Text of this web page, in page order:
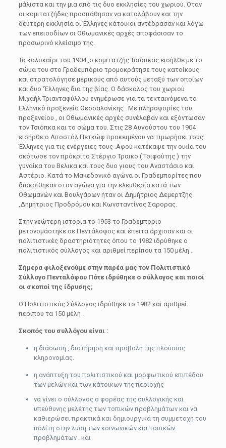
μάλιστα και την μια από τις δυο εκκλησίες του χωριού. Όταν
οι κομιτατζήδες προσπάθησαν να καταλάβουν και την
δεύτερη εκκλησία οι Έλληνες κάτοικοι αντέδρασαν και λόγω
των επεισοδίων οι Οθωμανικές αρχές αποφάσισαν το
προσωρινό κλείσιμο της.
Το καλοκαίρι του 1904 ,ο κομιτατζής Τσιόπκας εισήλθε με το
σώμα του στο Γραδεμπόριο τρομοκράτησε τους κατοίκους
και στρατολόγησε μερικούς από αυτούς μεταξύ των οποίων
και δυο ‘Έλληνες δια της βίας. Ο δάσκαλος του χωριού
Μιχαήλ Τριανταφύλλου ενημέρωσε για τα τεκταινόμενα το
Ελληνικό προξενείο Θεσσαλονίκης . Με πληροφορίες του
προξενείου , οι Οθωμανικές αρχές συνέλαβαν και εξόντωσαν
τον Τσιόπκα και το σώμα του. Στις 28 Αυγούστου του 1904
εισήρθε ο Αποστόλ Πετκώφ προκειμένου να τιμωρήσει τους
Έλληνες για τις ενέργειες τους .Αφού κατέκαψε την οικία του
σκότωσε τον πρόκριτο Στέργιο Τραικο ( Τσιφούτης ) την
γυναίκα του Βελικα και τους δυο γιους του Αναστάσιο και
Αστέριο. Κατά το Μακεδονικό αγώνα οι Γραδεμπορίτες που
διακρίθηκαν στον αγώνα για την ελευθερία κατά των
Οθωμανών και Βουλγάρων ήταν οι Δημήτριος Δεμερτζής
,Δημήτριος Προδρόμου και Κωνσταντίνος Σαρορας.
Στην νεώτερη ιστορία το 1953 το Γραδεμποριο
μετονομάστηκε σε Πεντάλοφος και έπειτα άρχισαν και οι
πολιτιστικές δραστηριότητες όπου το 1982 ιδρύθηκε ο
πολιτιστικός σύλλογος και αριθμεί περίπου τα 150 μέλη .
Σήμερα φιλοξενούμε στην παρέα μας τον Πολιτιστικό
Σύλλογο Πενταλόφου Πότε ιδρύθηκε ο σύλλογος και ποιοί
οι σκοποί της ίδρυσης;
Ο Πολιτιστικός Σύλλογος ιδρύθηκε το 1982 και αριθμεί
περίπου τα 150 μέλη .
Σκοπός του συλλόγου είναι :
η διάσωση , διατήρηση και προβολή της πλούσιας
κληρονομίας.
η ανάπτυξη του πολιτιστικού και μορφωτικού επιπέδου
των μελών και των κάτοικων της περιοχής
να γίνει ο σύλλογος ο φορέας της συλλογικής και
υπεύθυνης μελέτης των τοπικών προβλημάτων και να
καθιερώσει πρακτικά και δημιουργικά τη συμμετοχή του
πολίτη στην λύση των κοινωνικών και τοπικών
προβλημάτων . και